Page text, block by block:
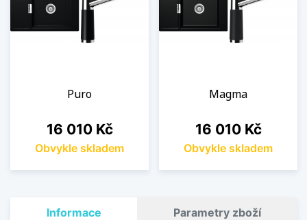
Puro
Cena
16 010 Kč
Obvykle skladem
Magma
Cena
16 010 Kč
Obvykle skladem
Informace Parametry zboží